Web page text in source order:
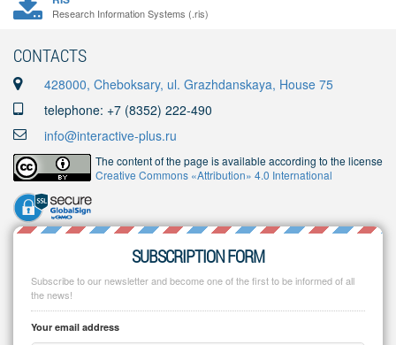
Research Information Systems (.ris)
CONTACTS
428000, Cheboksary, ul. Grazhdanskaya, House 75
telephone: +7 (8352) 222-490
info@interactive-plus.ru
The content of the page is available according to the license
Creative Commons «Attribution» 4.0 International
SUBSCRIPTION FORM
Subscribe to our newsletter and become one of the first to be informed of all
the news!
Your email address